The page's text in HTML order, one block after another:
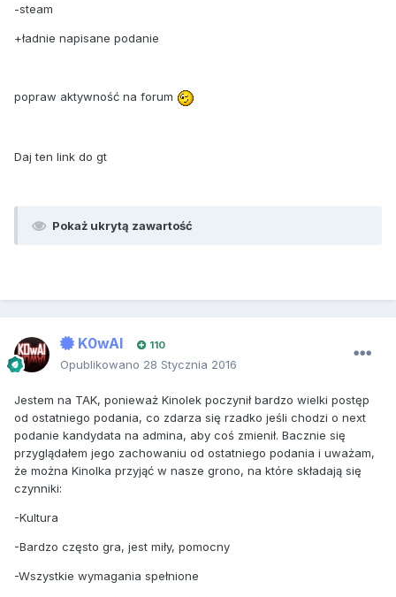
-steam
+ładnie napisane podanie
popraw aktywność na forum
Daj ten link do gt
Pokaż ukrytą zawartość
K0wAl 110
Opublikowano 28 Stycznia 2016
Jestem na TAK, ponieważ Kinolek poczynił bardzo wielki postęp
od ostatniego podania, co zdarza się rzadko jeśli chodzi o next
podanie kandydata na admina, aby coś zmienił. Bacznie się
przyglądałem jego zachowaniu od ostatniego podania i uważam,
że można Kinolka przyjąć w nasze grono, na które składają się
czynniki:
-Kultura
-Bardzo często gra, jest miły, pomocny
-Wszystkie wymagania spełnione